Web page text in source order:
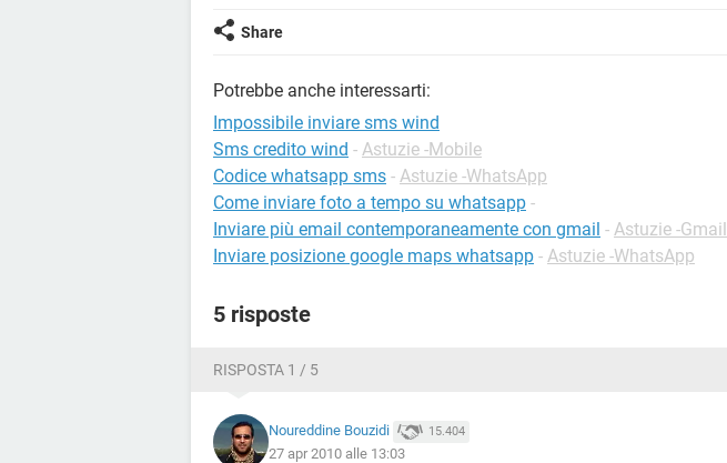
Share
Potrebbe anche interessarti:
Impossibile inviare sms wind
Sms credito wind - Astuzie -Mobile
Codice whatsapp sms - Astuzie -WhatsApp
Come inviare foto a tempo su whatsapp -
Inviare più email contemporaneamente con gmail - Astuzie -Gmail
Inviare posizione google maps whatsapp - Astuzie -WhatsApp
5 risposte
RISPOSTA 1 / 5
Noureddine Bouzidi 15.404
27 apr 2010 alle 13:03